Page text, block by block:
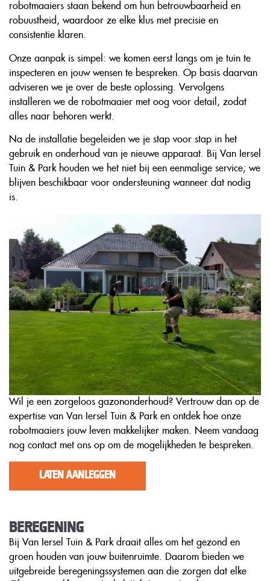
robotmaaiers staan bekend om hun betrouwbaarheid en
robuustheid, waardoor ze elke klus met precisie en
consistentie klaren.
Onze aanpak is simpel: we komen eerst langs om je tuin te
inspecteren en jouw wensen te bespreken. Op basis daarvan
adviseren we je over de beste oplossing. Vervolgens
installeren we de robotmaaier met oog voor detail, zodat
alles naar behoren werkt.
Na de installatie begeleiden we je stap voor stap in het
gebruik en onderhoud van je nieuwe apparaat. Bij Van Iersel
Tuin & Park houden we het niet bij een eenmalige service; we
blijven beschikbaar voor ondersteuning wanneer dat nodig
is.
Wil je een zorgeloos gazononderhoud? Vertrouw dan op de
expertise van Van Iersel Tuin & Park en ontdek hoe onze
robotmaaiers jouw leven makkelijker maken. Neem vandaag
nog contact met ons op om de mogelijkheden te bespreken.
LATEN AANLEGGEN
Beregening
Bij Van Iersel Tuin & Park draait alles om het gezond en
groen houden van jouw buitenruimte. Daarom bieden we
uitgebreide beregeningssystemen aan die zorgen dat elke